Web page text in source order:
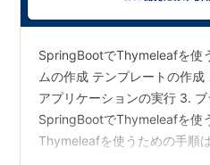
SpringBootでThymeleafを使
ムの作成 テンプレートの作
アプリケーションの実行 3.
SpringBootでThymeleafを使
Thymeleafを使うための手順